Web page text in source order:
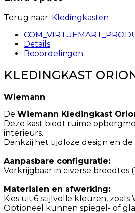
Terug naar: Kledingkasten
Details
Beoordelingen
KLEDINGKAST
Wiemann
De Wiemann Kledingkast
Deze kast biedt ruime
interieurs.
Dankzij het tijdloze design en
Aanpasbare configuratie:
Verkrijgbaar in diverse breedtes
Materialen en afwerking:
Kies uit 6 stijlvolle kleuren, zoals
Optioneel kunnen spiegel- of